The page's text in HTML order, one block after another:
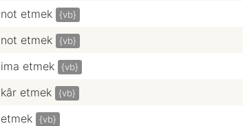
not etmek {vb}
not etmek {vb}
ima etmek {vb}
kâr etmek {vb}
etmek {vb}